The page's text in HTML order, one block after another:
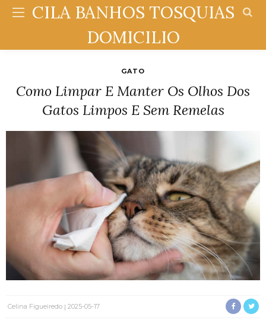
CILA BANHOS TOSQUIAS
DOMICILIO
GATO
Como Limpar E Manter Os Olhos Dos
Gatos Limpos E Sem Remelas
Celina Figueiredo 2025-05-17